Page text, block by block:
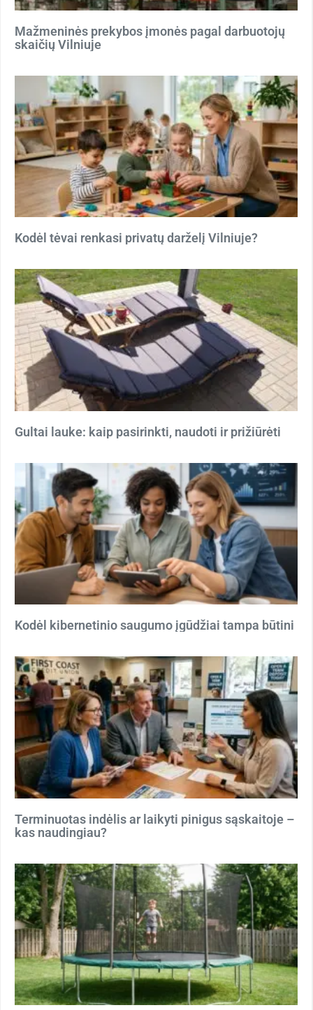
Mažmeninės prekybos įmonės pagal darbuotojų
skaičių Vilniuje
Kodėl tėvai renkasi privatų darželį Vilniuje?
Gultai lauke: kaip pasirinkti, naudoti ir prižiūrėti
Kodėl kibernetinio saugumo įgūdžiai tampa būtini
Terminuotas indėlis ar laikyti pinigus sąskaitoje –
kas naudingiau?